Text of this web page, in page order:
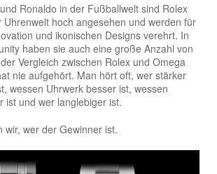
Ronaldo in der Fußballwelt sind Rolex
Uhrenwelt hoch angesehen und werden für
und ikonischen Designs verehrt. In
haben sie auch eine große Anzahl von
Vergleich zwischen Rolex und Omega
nie aufgehört. Man hört oft, wer stärker
wessen Uhrwerk besser ist, wessen
ist und wer langlebiger ist.
wir, wer der Gewinner ist.